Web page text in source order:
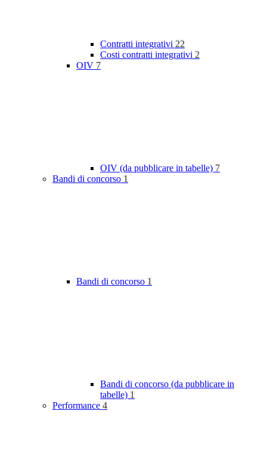
Contratti integrativi 22
Costi contratti integrativi 2
OIV 7
OIV (da pubblicare in tabelle) 7
Bandi di concorso 1
Bandi di concorso 1
Bandi di concorso (da pubblicare in
tabelle) 1
Performance 4